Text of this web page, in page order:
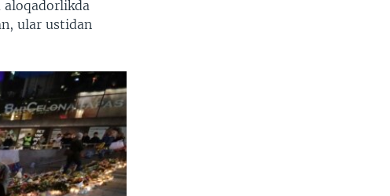
aloqadorlikda
ular ustidan